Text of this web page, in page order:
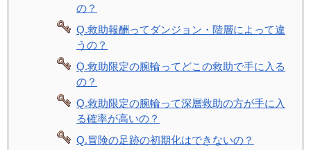
の？
Q.救助報酬ってダンジョン・階層によって違
うの？
Q.救助限定の腕輪ってどこの救助で手に入る
の？
Q.救助限定の腕輪って深層救助の方が手に入
る確率が高いの？
Q.冒険の足跡の初期化はできないの？